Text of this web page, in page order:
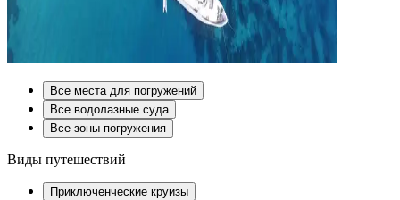
Все места для погружений
Все водолазные суда
Все зоны погружения
Виды путешествий
Приключенческие круизы